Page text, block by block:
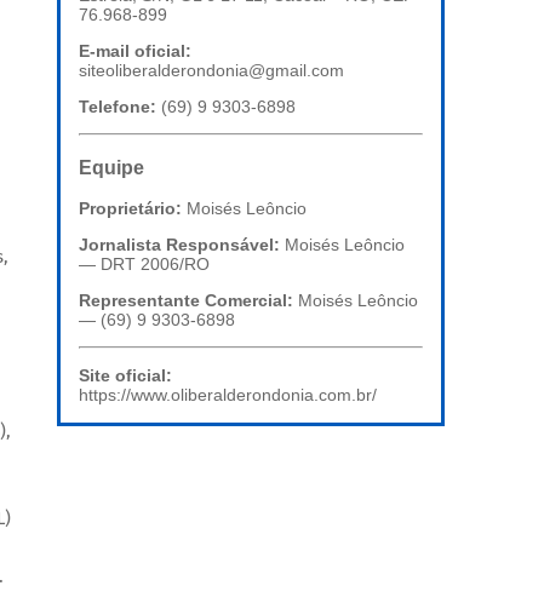
76.968-899
E-mail oficial:
siteoliberalderondonia@gmail.com
Telefone: (69) 9 9303-6898
Equipe
Proprietário: Moisés Leôncio
Jornalista Responsável: Moisés Leôncio
— DRT 2006/RO
Representante Comercial: Moisés Leôncio
— (69) 9 9303-6898
Site oficial:
https://www.oliberalderondonia.com.br/